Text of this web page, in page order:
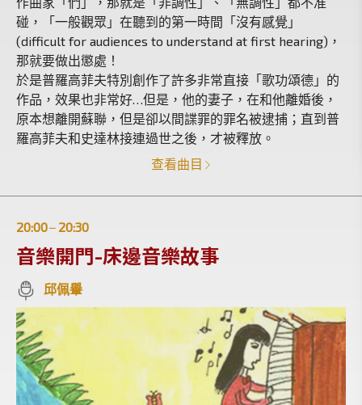
碰，「一般觀眾」在聽到的第一時間「沒有感覺」
(difficult for audiences to understand at first hearing)，
那就要做出懲處！
於是普羅高菲夫特別創作了許多非常直接「歌功頌德」的
作品，效果也非常好…但是，他的妻子，在和他離婚後，
原本想離開蘇聯，但是卻以間諜罪的罪名被逮捕；直到普
羅高菲夫和史達林接連過世之後，才被釋放。
查看曲目
20:00 | 20:30
音樂開門-床邊音樂故事
邱佩轝